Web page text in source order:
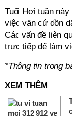
Tuổi Hợi tuần
việc vẫn cứ dồn
Các vấn đề liên
trực tiếp để làm
*Thông tin trong
XEM THÊM